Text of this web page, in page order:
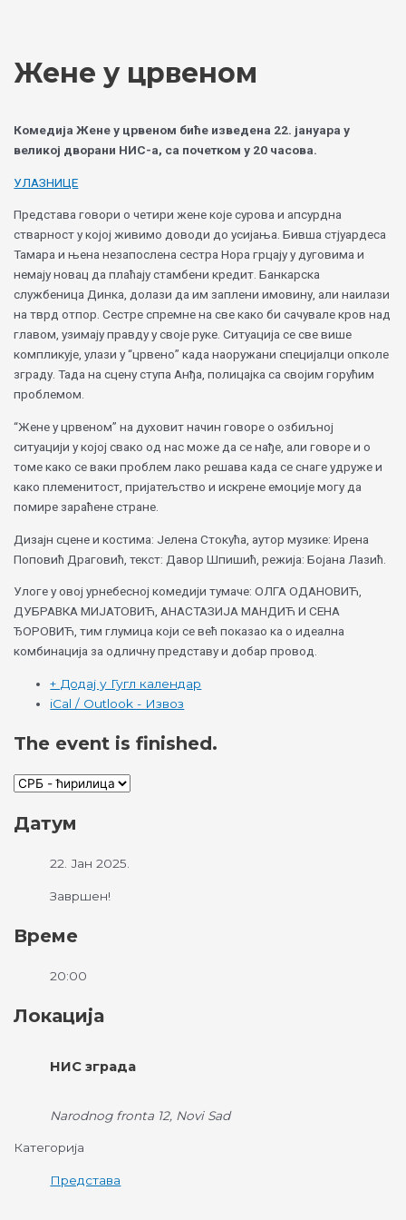
Жене у црвеном
Комедија Жене у црвеном биће изведена 22. јануара у
великој дворани НИС-а, са почетком у 20 часова.
УЛАЗНИЦЕ
Представа говори о четири жене које сурова и апсурдна
стварност у којој живимо доводи до усијања. Бивша стјуардеса
Тамара и њена незапослена сестра Нора грцају у дуговима и
немају новац да плаћају стамбени кредит. Банкарска
службеница Динка, долази да им заплени имовину, али наилази
на тврд отпор. Сестре спремне на све како би сачувале кров над
главом, узимају правду у своје руке. Ситуација се све више
компликује, улази у “црвено” када наоружани специјалци опколе
зграду. Тада на сцену ступа Анђа, полицајка са својим горућим
проблемом.
“Жене у црвеном” на духовит начин говоре о озбиљној
ситуацији у којој свако од нас може да се нађе, али говоре и о
томе како се ваки проблем лако решава када се снаге удруже и
како племенитост, пријатељство и искрене емоције могу да
помире зараћене стране.
Дизајн сцене и костима: Јелена Стокућа, аутор музике: Ирена
Поповић Драговић, текст: Давор Шпишић, режија: Бојана Лазић.
Улоге у овој урнебесној комедији тумаче: ОЛГА ОДАНОВИЋ,
ДУБРАВКА МИЈАТОВИЋ, АНАСТАЗИЈА МАНДИЋ И СЕНА
ЂОРOВИЋ, тим глумица који се већ показао ка о идеална
комбинација за одличну представу и добар провод.
+ Додај у Гугл календар
iCal / Outlook - Извоз
The event is finished.
Датум
22. Јан 2025.
Завршен!
Време
20:00
Локација
НИС зграда
Narodnog fronta 12, Novi Sad
Категорија
Представа